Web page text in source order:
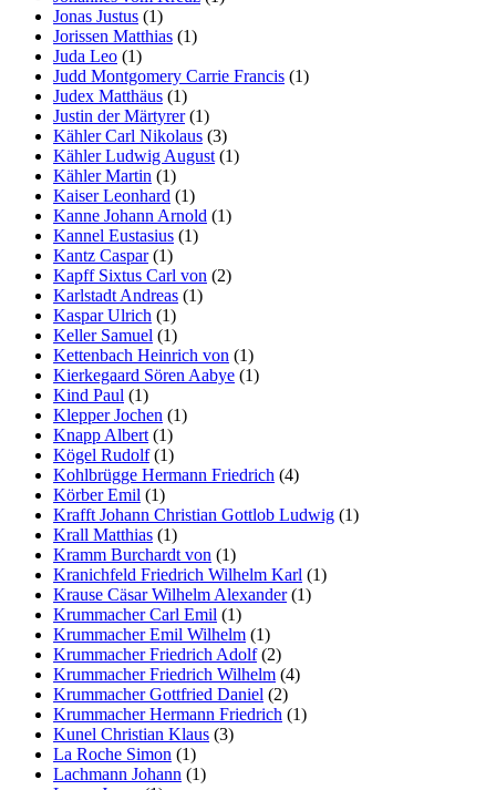
Jonas Justus (1)
Jorissen Matthias (1)
Juda Leo (1)
Judd Montgomery Carrie Francis (1)
Judex Matthäus (1)
Justin der Märtyrer(1)
Kähler Carl Nikolaus (3)
Kähler Ludwig August (1)
Kähler Martin (1)
Kaiser Leonhard (1)
Kanne Johann Arnold (1)
Kannel Eustasius (1)
Kantz Caspar(1)
Kapff Sixtus Carl von (2)
Karlstadt Andreas (1)
Kaspar Ulrich (1)
Keller Samuel (1)
Kettenbach Heinrich von (1)
Kierkegaard Sören Aabye (1)
Kind Paul (1)
Klepper Jochen (1)
Knapp Albert (1)
Kögel Rudolf(1)
Kohlbrügge Hermann Friedrich (4)
Körber Emil (1)
Krafft Johann Christian Gottlob Ludwig (1)
Krall Matthias (1)
Kramm Burchardt von (1)
Kranichfeld Friedrich Wilhelm Karl (1)
Krause Cäsar Wilhelm Alexander(1)
Krummacher Carl Emil (1)
Krummacher Emil Wilhelm (1)
Krummacher Friedrich Adolf(2)
Krummacher Friedrich Wilhelm (4)
Krummacher Gottfried Daniel (2)
Krummacher Hermann Friedrich (1)
Kunel Christian Klaus (3)
La Roche Simon (1)
Lachmann Johann (1)